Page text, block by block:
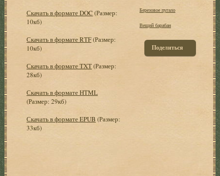
Скачать в формате DOC (Размер:
10кб)
Скачать в формате RTF(Размер:
10кб)
Скачать в формате TXT(Размер:
28кб)
Скачать в формате HTML
(Размер: 29кб)
Скачать в формате EPUB (Размер:
33кб)
Березовое пугало
Вещий барабан
Поделиться